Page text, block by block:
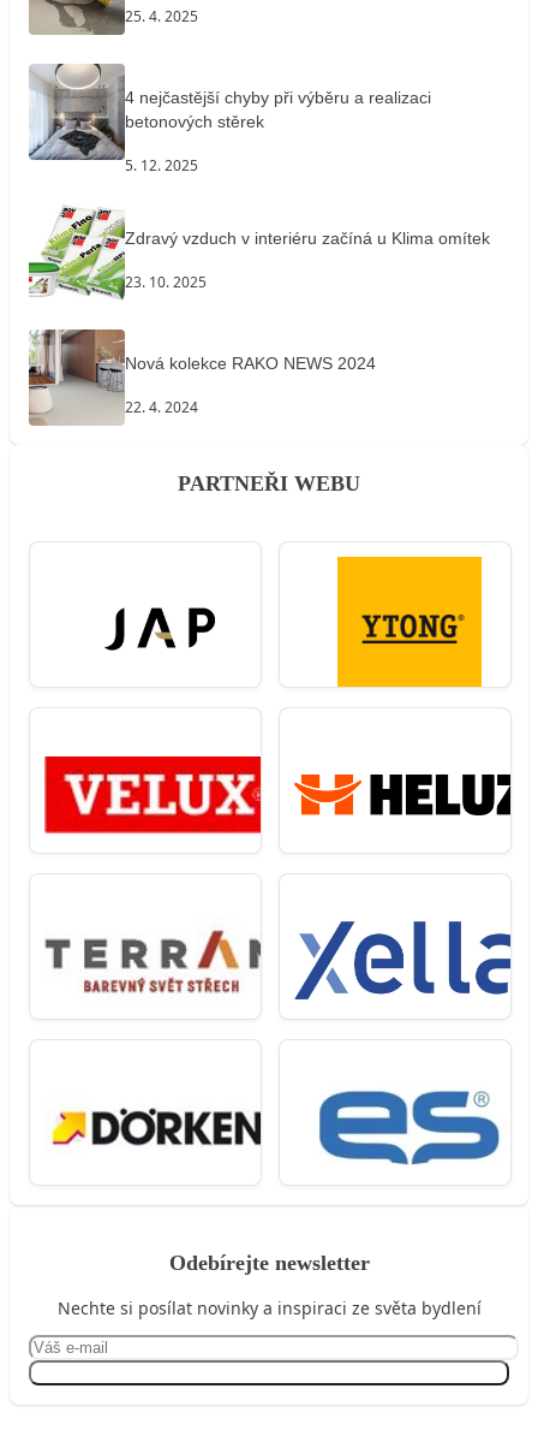
25. 4. 2025
4 nejčastější chyby při výběru a realizaci
betonových stěrek
5. 12. 2025
Zdravý vzduch v interiéru začíná u Klima omítek
23. 10. 2025
Nová kolekce RAKO NEWS 2024
22. 4. 2024
PARTNEŘI WEBU
Odebírejte newsletter
Nechte si posílat novinky a inspiraci ze světa bydlení